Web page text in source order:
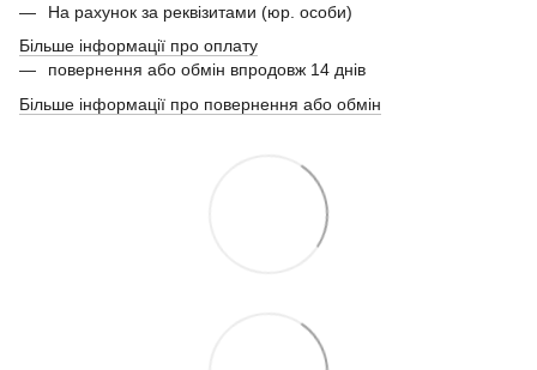
На рахунок за реквізитами (юр. особи)
Більше інформації про оплату
повернення або обмін впродовж 14 днів
Більше інформації про повернення або обмін